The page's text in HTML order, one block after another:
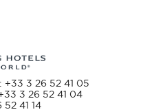
+33 3 26 52 41 05
3 26 52 41 04
52 41 14